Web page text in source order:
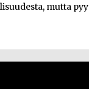
mutta